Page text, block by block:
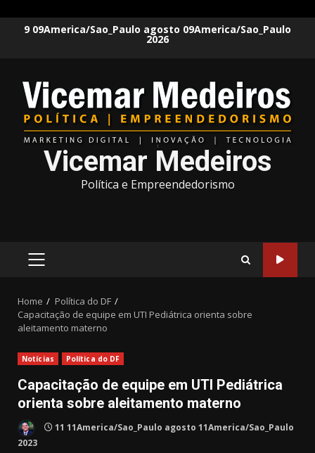
9 09America/Sao_Paulo agosto 09America/Sao_Paulo
2026
Vicemar Medeiros
Política e Empreendedorismo
PRIMARY
Home
Política do DF
Capacitação de equipe em UTI Pediátrica orienta sobre
aleitamento materno
Notícias Política do DF
Capacitação de equipe em UTI Pediátrica
orienta sobre aleitamento materno
11 11America/Sao_Paulo agosto 11America/Sao_Paulo
2023